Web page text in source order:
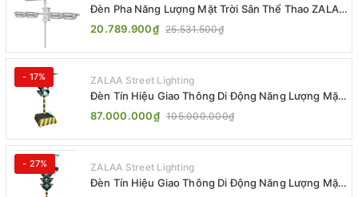
Đèn Pha Năng Lượng Mặt Trời Sân Thể Thao ZALAA
Jsc Chống Nước IP65 Cao Cấp
20.789.900₫ 25.531.500₫
- 17% ZALAA Street Lighting
Đèn Tín Hiệu Giao Thông Di Động Năng Lượng Mặt
Trời ZALAA ZL-300A-D
87.000.000₫ 105.000.000₫
- 27% ZALAA Street Lighting
Đèn Tín Hiệu Giao Thông Di Động Năng Lượng Mặt